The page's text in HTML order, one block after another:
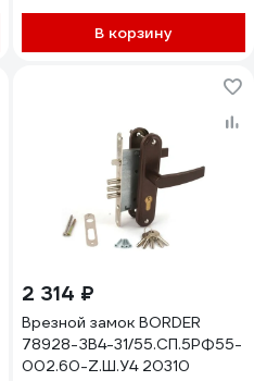
В корзину
2 314 ₽
Врезной замок BORDER
78928-ЗВ4-31/55.СП.5РФ55-
002.60-Z.Ш.У4 20310